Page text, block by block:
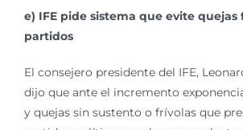
e) IFE pide sistema que evite quejas
partidos
El consejero presidente del IFE,
dijo que ante el incremento
y quejas sin sustento o frívolas que